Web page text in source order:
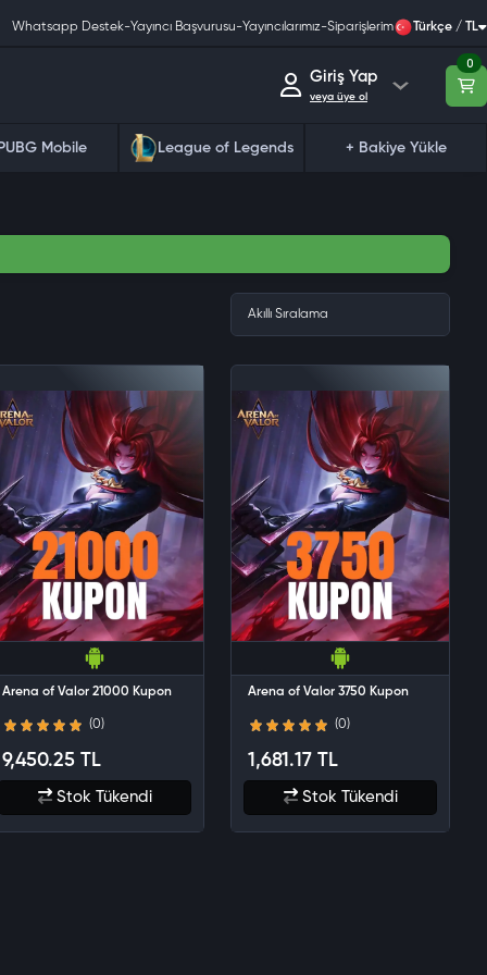
Whatsapp Destek-Yayıncı Başvurusu-Yayıncılarımız-Siparişlerim Türkçe / TL
Giriş Yap
veya üye ol
0
PUBG Mobile League of Legends + Bakiye Yükle
Arena of Valor 21000 Kupon
(0)
9,450.25 TL
Stok Tükendi
Arena of Valor 3750 Kupon
(0)
1,681.17 TL
Stok Tükendi